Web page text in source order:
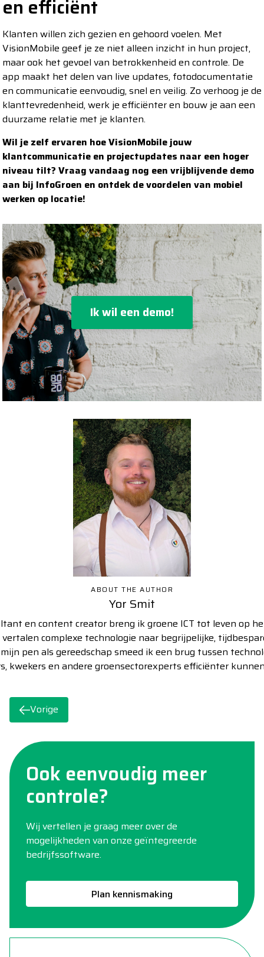
en efficiënt
Klanten willen zich gezien en gehoord voelen. Met
VisionMobile geef je ze niet alleen inzicht in hun project,
maar ook het gevoel van betrokkenheid en controle. De
app maakt het delen van live updates, fotodocumentatie
en communicatie eenvoudig, snel en veilig. Zo verhoog je de
klanttevredenheid, werk je efficiënter en bouw je aan een
duurzame relatie met je klanten.
Wil je zelf ervaren hoe VisionMobile jouw
klantcommunicatie en projectupdates naar een hoger
niveau tilt? Vraag vandaag nog een vrijblijvende demo
aan bij InfoGroen en ontdek de voordelen van mobiel
werken op locatie!
Ik wil een demo!
ABOUT THE AUTHOR
Yor Smit
en content creator breng ik groene ICT tot leven op
complexe technologie naar begrijpelijke,
pen als gereedschap smeed ik een brug tussen
kwekers en andere groensectorexperts efficiënter
Vorige
Ook eenvoudig meer
controle?
Wij vertellen je graag meer over de
mogelijkheden van onze geïntegreerde
bedrijfssoftware.
Plan kennismaking